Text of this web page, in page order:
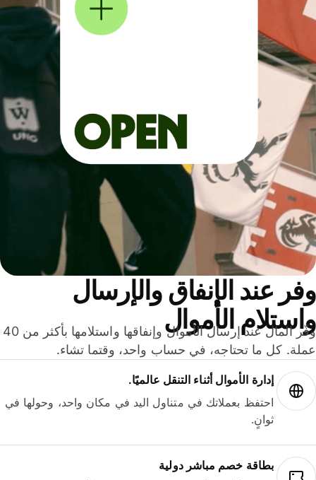
عند الإنفاق والإرسال
الأموال
وفّر المال عند إرسال الأموال وإنفاقها واستلامها بأكثر من 40
كل ما تحتاجه، في حساب واحد، وقتما تشاء.
إدارة الأموال أثناء التنقل عالميًا.
احتفظ بعملاتك في متناول اليد في مكان واحد، وحولها في
ثوانٍ.
بطاقة خصم مباشر دولية